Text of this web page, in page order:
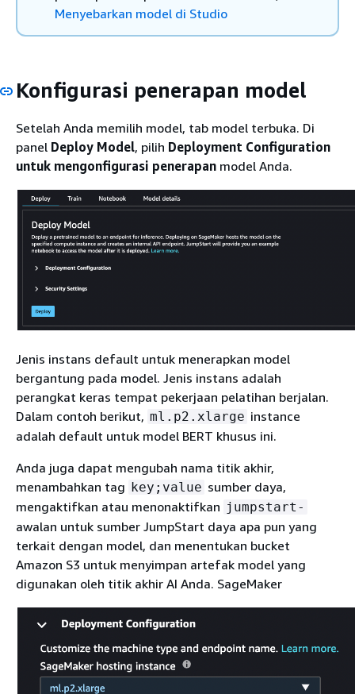
Menyebarkan model di Studio
Konfigurasi penerapan model
Setelah Anda memilih model, tab model terbuka. Di
panel Deploy Model, pilih Deployment Configuration
untuk mengonfigurasi penerapan model Anda.
Jenis instans default untuk menerapkan model
bergantung pada model. Jenis instans adalah
perangkat keras tempat pekerjaan pelatihan berjalan.
Dalam contoh berikut, ml.p2.xlarge instance
adalah default untuk model BERT khusus ini.
Anda juga dapat mengubah nama titik akhir,
menambahkan tag key;value sumber daya,
mengaktifkan atau menonaktifkan jumpstart-
awalan untuk sumber JumpStart daya apa pun yang
terkait dengan model, dan menentukan bucket
Amazon S3 untuk menyimpan artefak model yang
digunakan oleh titik akhir AI Anda. SageMaker